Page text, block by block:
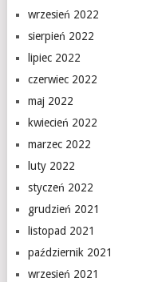
wrzesień 2022
sierpień 2022
lipiec 2022
czerwiec 2022
maj 2022
kwiecień 2022
marzec 2022
luty 2022
styczeń 2022
grudzień 2021
listopad 2021
październik 2021
wrzesień 2021